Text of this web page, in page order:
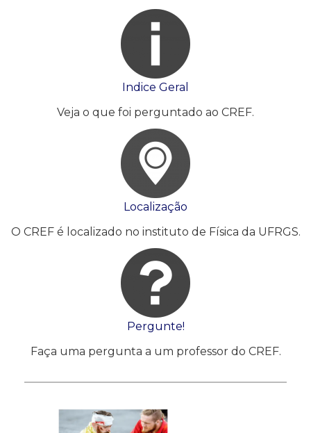
Indice Geral
Veja o que foi perguntado ao CREF.
Localização
O CREF é localizado no instituto de Física da UFRGS.
Pergunte!
Faça uma pergunta a um professor do CREF.